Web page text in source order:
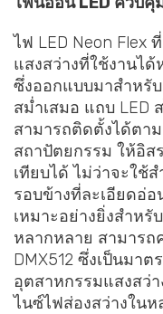
ไฟ LED Neon Flex
แสงสว่างที่ใช้งานไ
ซึ่งออกแบบมาสำหรับ
สม่ำเสมอ แถบ LED
สามารถติดตั้งได้ตา
สถาปัตยกรรม ให้อิส
เทียบได้ ไม่ว่าจะใช้
รอบข้างที่ละเอียดอ่
เหมาะอย่างยิ่งสำห
หลากหลาย สามาร
DMX512 ซึ่งเป็นมา
อุตสาหกรรมแสงสว่
ไนซ์ไฟส่องสว่างในห